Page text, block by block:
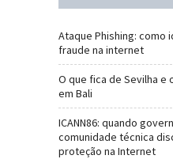
Ataque Phishing:
fraude na internet
O que fica de Sevilha e
em Bali
ICANN86: quando
comunidade técnica
proteção na Internet